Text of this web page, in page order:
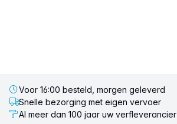
Voor 16:00 besteld, morgen geleverd
Snelle bezorging met eigen vervoer
Al meer dan 100 jaar uw verfleverancier